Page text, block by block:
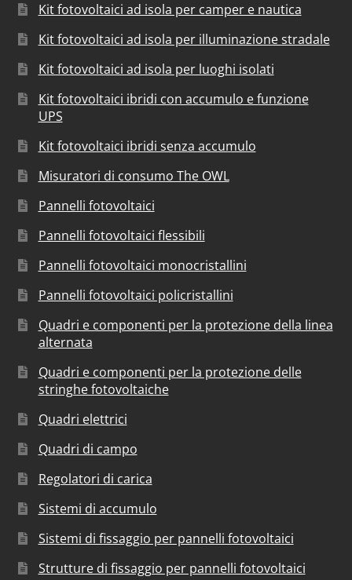
Kit fotovoltaici ad isola per camper e nautica
Kit fotovoltaici ad isola per illuminazione stradale
Kit fotovoltaici ad isola per luoghi isolati
Kit fotovoltaici ibridi con accumulo e funzione
UPS
Kit fotovoltaici ibridi senza accumulo
Misuratori di consumo The OWL
Pannelli fotovoltaici
Pannelli fotovoltaici flessibili
Pannelli fotovoltaici monocristallini
Pannelli fotovoltaici policristallini
Quadri e componenti per la protezione della linea
alternata
Quadri e componenti per la protezione delle
stringhe fotovoltaiche
Quadri elettrici
Quadri di campo
Regolatori di carica
Sistemi di accumulo
Sistemi di fissaggio per pannelli fotovoltaici
Strutture di fissaggio per pannelli fotovoltaici